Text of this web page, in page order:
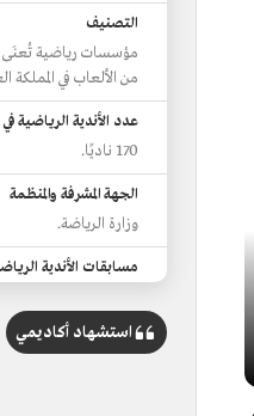
التصنيف
مؤسسات رياضية
من الألعاب في المملكة
عدد الأندية الرياضية في
170 ناديًا.
الجهة المشرفة والمنظمة
وزارة الرياضة.
مسابقات الأندية
دوري المحترفين
استشهاد أكاديمي